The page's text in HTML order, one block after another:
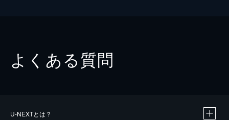
よくある質問
U-NEXTとは？